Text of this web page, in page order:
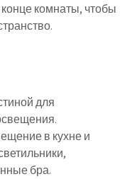
комнаты, чтобы
для
в кухне и
бра.